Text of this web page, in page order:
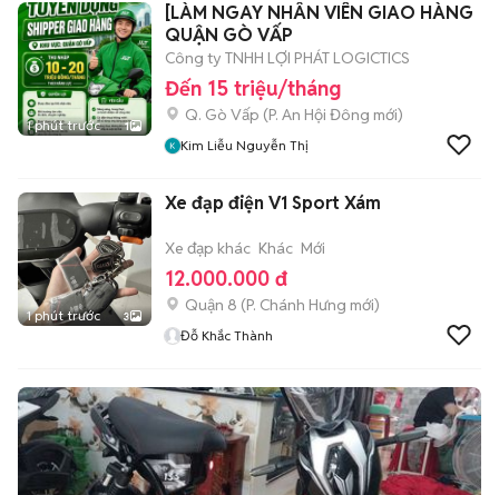
1 phút trước 1
[LÀM NGAY NHÂN VIÊN GIAO HÀNG
QUẬN GÒ VẤP
Công ty TNHH LỢI PHÁT LOGICTICS
Đến 15 triệu/tháng
Q. Gò Vấp (P. An Hội Đông mới)
Kim Liễu Nguyễn Thị
1 phút trước 3
Xe đạp điện V1 Sport Xám
Xe đạp khác Khác Mới
12.000.000 đ
Quận 8 (P. Chánh Hưng mới)
Đỗ Khắc Thành